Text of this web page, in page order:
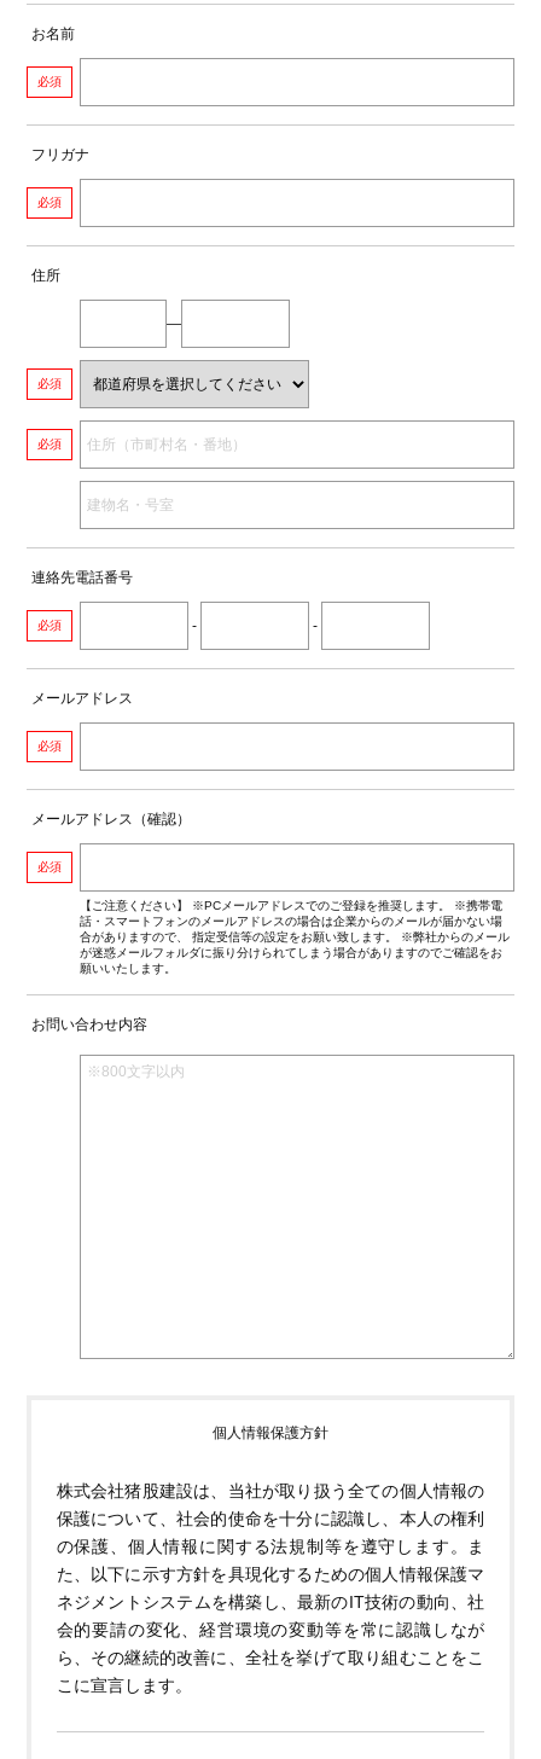
お名前
必須
フリガナ
必須
住所
―
必須
必須
連絡先電話番号
必須 - -
メールアドレス
必須
メールアドレス（確認）
必須
【ご注意ください】 ※PCメールアドレスでのご登録を推奨します。 ※携帯電
話・スマートフォンのメールアドレスの場合は企業からのメールが届かない場
合がありますので、 指定受信等の設定をお願い致します。 ※弊社からのメール
が迷惑メールフォルダに振り分けられてしまう場合がありますのでご確認をお
願いいたします。
お問い合わせ内容
個人情報保護方針
株式会社猪股建設は、当社が取り扱う全ての個人情報の
保護について、社会的使命を十分に認識し、本人の権利
の保護、個人情報に関する法規制等を遵守します。ま
た、以下に示す方針を具現化するための個人情報保護マ
ネジメントシステムを構築し、最新のIT技術の動向、社
会的要請の変化、経営環境の変動等を常に認識しなが
ら、その継続的改善に、全社を挙げて取り組むことをこ
こに宣言します。